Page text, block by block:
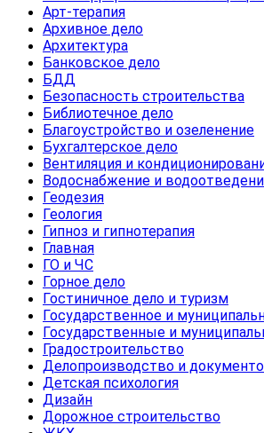
Арт-терапия
Архивное дело
Архитектура
Банковское дело
БДД
Безопасность строительства
Библиотечное дело
Благоустройство и озеленение
Бухгалтерское дело
Вентиляция и
Водоснабжение и
Геодезия
Геология
Гипноз и гипнотерапия
Главная
ГО и ЧС
Горное дело
Гостиничное дело и туризм
Государственное и
Государственные и
Градостроительство
Делопроизводство и
Детская психология
Дизайн
Дорожное строительство